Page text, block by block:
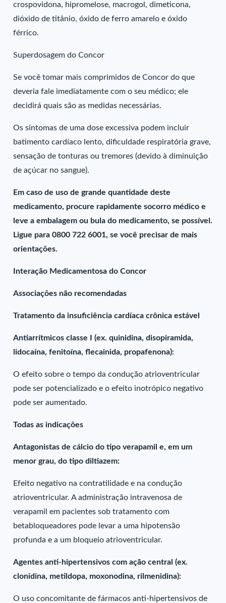
crospovidona, hipromelose, macrogol, dimeticona,
dióxido de titânio, óxido de ferro amarelo e óxido
férrico.
Superdosagem do Concor
Se você tomar mais comprimidos de Concor do que
deveria fale imediatamente com o seu médico; ele
decidirá quais são as medidas necessárias.
Os sintomas de uma dose excessiva podem incluir
batimento cardíaco lento, dificuldade respiratória grave,
sensação de tonturas ou tremores (devido à diminuição
de açúcar no sangue).
Em caso de uso de grande quantidade deste
medicamento, procure rapidamente socorro médico e
leve a embalagem ou bula do medicamento, se possível.
Ligue para 0800 722 6001, se você precisar de mais
orientações.
Interação Medicamentosa do Concor
Associações não recomendadas
Tratamento da insuficiência cardíaca crônica estável
Antiarrítmicos classe I (ex. quinidina, disopiramida,
lidocaína, fenitoína, flecainida, propafenona):
O efeito sobre o tempo da condução atrioventricular
pode ser potencializado e o efeito inotrópico negativo
pode ser aumentado.
Todas as indicações
Antagonistas de cálcio do tipo verapamil e, em um
menor grau, do tipo diltiazem:
Efeito negativo na contratilidade e na condução
atrioventricular. A administração intravenosa de
verapamil em pacientes sob tratamento com
betabloqueadores pode levar a uma hipotensão
profunda e a um bloqueio atrioventricular.
Agentes anti-hipertensivos com ação central (ex.
clonidina, metildopa, moxonodina, rilmenidina):
O uso concomitante de fármacos anti-hipertensivos de